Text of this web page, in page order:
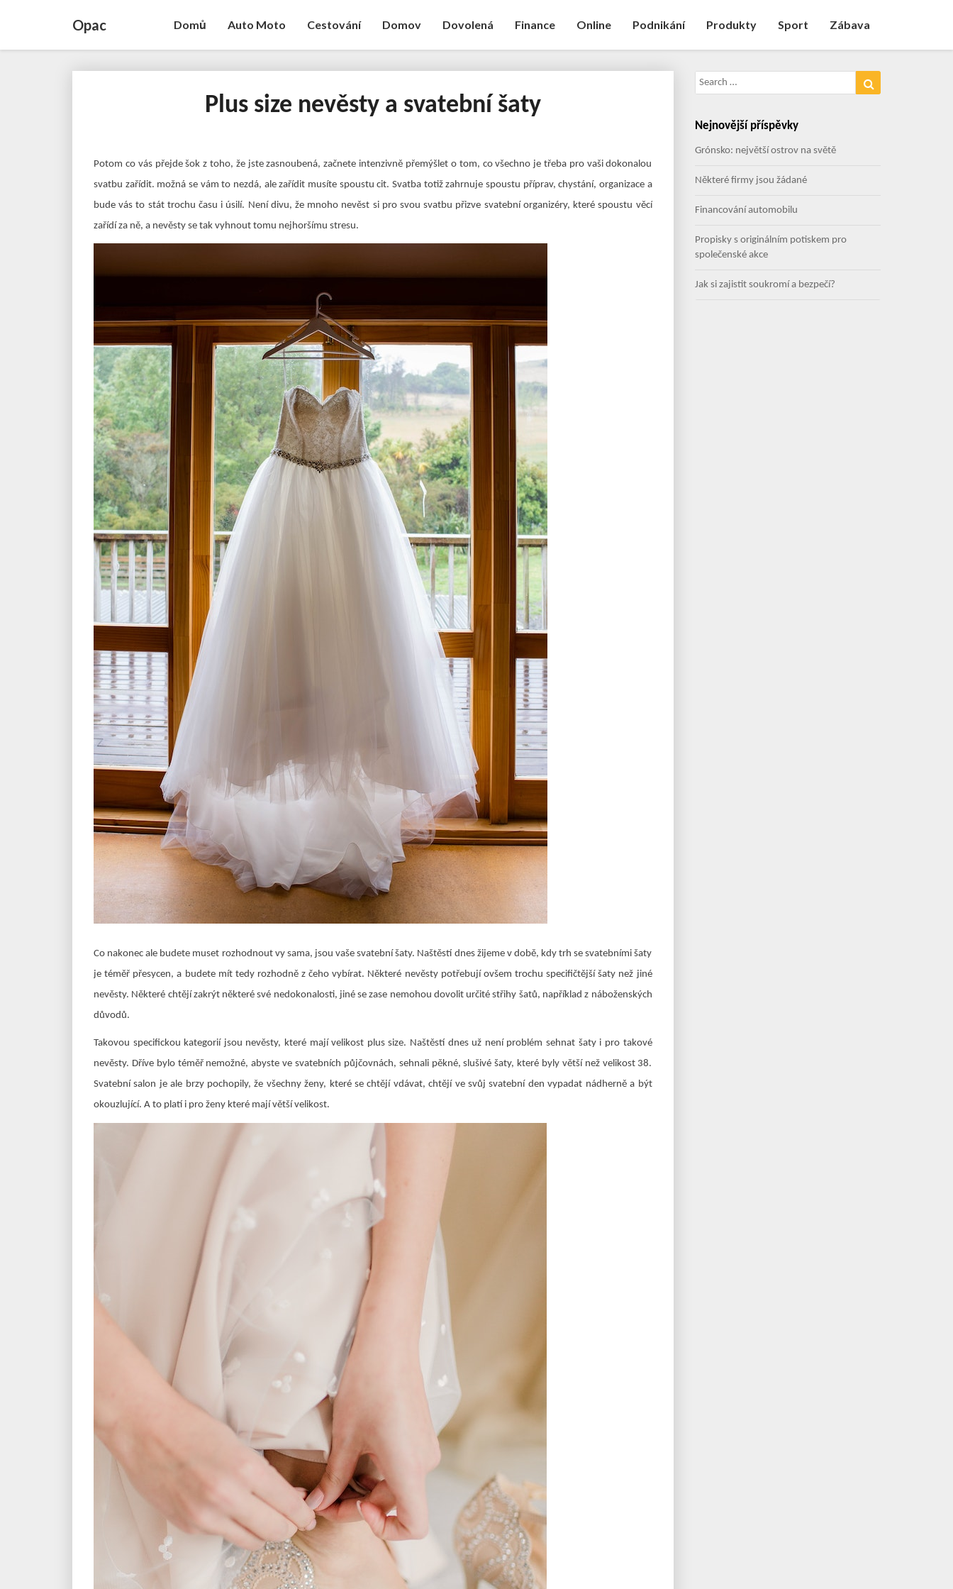
Opac Domů Auto Moto Cestování Domov Dovolená Finance Online Podnikání Produkty Sport Zábava
Plus
size
svatební
šaty
Plus size nevěsty a svatební šaty
Potom co vás přejde šok z toho, že jste zasnoubená, začnete intenzivně přemýšlet o tom, co všechno je třeba pro vaši dokonalou
svatbu zařídit. možná se vám to nezdá, ale zařídit musíte spoustu cit. Svatba totiž zahrnuje spoustu příprav, chystání, organizace a
bude vás to stát trochu času i úsilí. Není divu, že mnoho nevěst si pro svou svatbu přizve svatební organizéry, které spoustu věcí
zařídí za ně, a nevěsty se tak vyhnout tomu nejhoršímu stresu.
Co nakonec ale budete muset rozhodnout vy sama, jsou vaše svatební šaty. Naštěstí dnes žijeme v době, kdy trh se svatebními šaty
je téměř přesycen, a budete mít tedy rozhodně z čeho vybírat. Některé nevěsty potřebují ovšem trochu specifičtější šaty než jiné
nevěsty. Některé chtějí zakrýt některé své nedokonalosti, jiné se zase nemohou dovolit určité střihy šatů, například z náboženských
důvodů.
Takovou specifickou kategorií jsou nevěsty, které mají velikost plus size. Naštěstí dnes už není problém sehnat šaty i pro takové
nevěsty. Dříve bylo téměř nemožné, abyste ve svatebních půjčovnách, sehnali pěkné, slušivé šaty, které byly větší než velikost 38.
Svatební salon je ale brzy pochopily, že všechny ženy, které se chtějí vdávat, chtějí ve svůj svatební den vypadat nádherně a být
okouzlující. A to platí i pro ženy které mají větší velikost.
Search
for:
Nejnovější příspěvky
Grónsko: největší ostrov na světě
Některé firmy jsou žádané
Financování automobilu
Propisky s originálním potiskem pro
společenské akce
Jak si zajistit soukromí a bezpečí?